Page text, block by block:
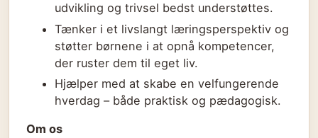
udvikling og trivsel bedst understøttes.
Tænker i et livslangt læringsperspektiv og
støtter børnene i at opnå kompetencer,
der ruster dem til eget liv.
Hjælper med at skabe en velfungerende
hverdag – både praktisk og pædagogisk.
Om os